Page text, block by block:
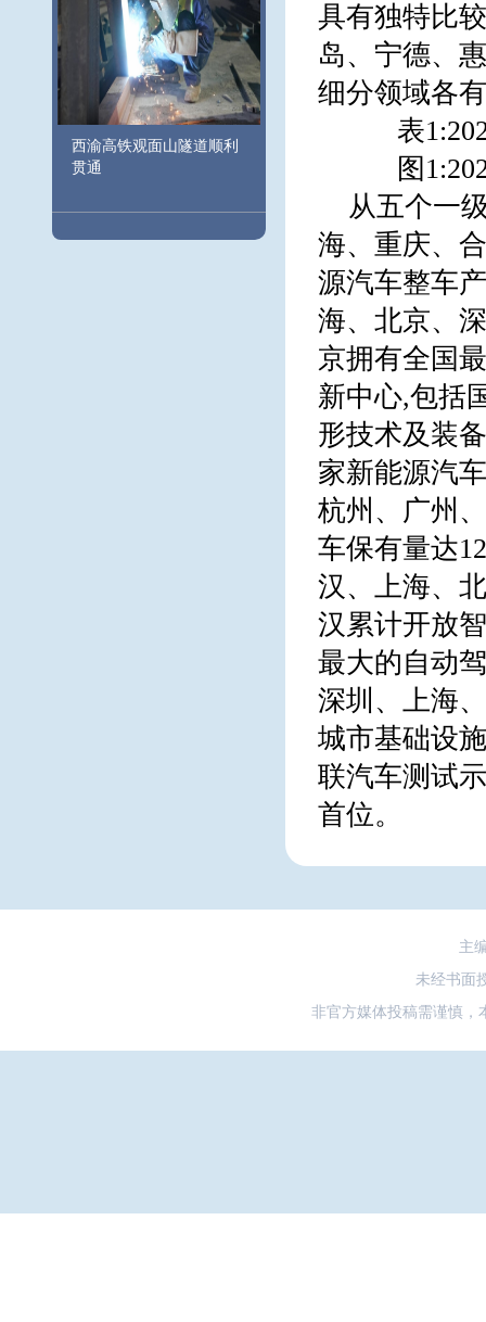
西渝高铁观面山隧道顺利
贯通
具有独特比
岛、宁德、
细分领域各
表
图
从五个一
海、重庆、
源汽车整车
海、北京、
京拥有全国
新中心,包括
形技术及装
家新能源汽
杭州、广州
车保有量达
汉、上海、
汉累计开放
最大的自动
深圳、上海
城市基础设
联汽车测试
首位。
主
未经书面
非官方媒体投稿需谨慎，